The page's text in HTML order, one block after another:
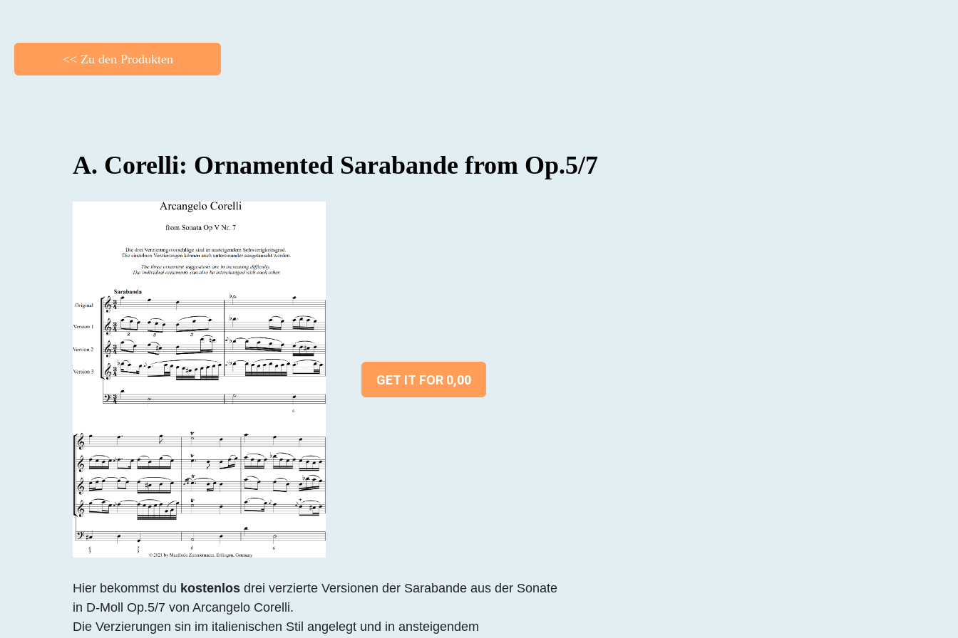
<< Zu den Produkten
A. Corelli: Ornamented Sarabande from Op.5/7
GET IT FOR 0,00
Hier bekommst du kostenlos drei verzierte Versionen der Sarabande aus der Sonate
in D-Moll Op.5/7 von Arcangelo Corelli.
Die Verzierungen sin im italienischen Stil angelegt und in ansteigendem